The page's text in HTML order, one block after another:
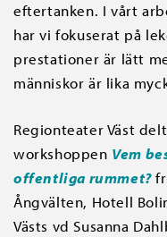
eftertanken. I vårt
har vi fokuserat på
prestationer är lätt
människor är lika
Regionteater Väst
workshoppen Vem
offentliga rummet?
Ångvälten, Hotell
Västs vd Susanna